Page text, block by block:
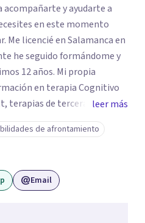
y ayudarte a
en este momento
Me licencié en Salamanca en
he seguido formándome y
Mi propia
en terapia Cognitivo
terapias de tercera
emocional, psicología
conseguir los objetivos
que muchas veces no
leyendo esto es porque
para encontrar una
leer más
de afrontamiento
Email